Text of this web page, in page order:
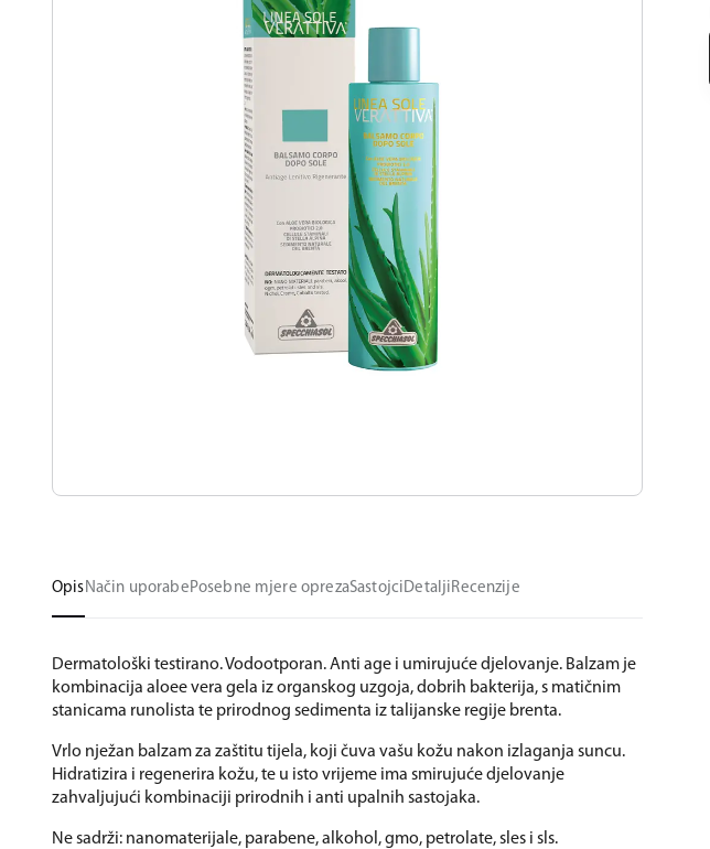
OpisNačin uporabePosebne mjere oprezaSastojciDetaljiRecenzije
Dermatološki testirano. Vodootporan. Anti age i umirujuće djelovanje. Balzam je
kombinacija aloee vera gela iz organskog uzgoja, dobrih bakterija, s matičnim
stanicama runolista te prirodnog sedimenta iz talijanske regije brenta.
Vrlo nježan balzam za zaštitu tijela, koji čuva vašu kožu nakon izlaganja suncu.
Hidratizira i regenerira kožu, te u isto vrijeme ima smirujuće djelovanje
zahvaljujući kombinaciji prirodnih i anti upalnih sastojaka.
Ne sadrži: nanomaterijale, parabene, alkohol, gmo, petrolate, sles i sls.